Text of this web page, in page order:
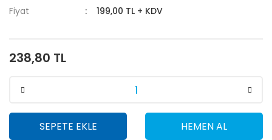
Fiyat
199,00 TL + KDV
238,80 TL
SEPETE EKLE HEMEN AL